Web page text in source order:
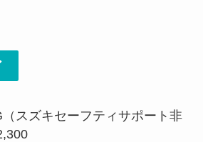
スズキセーフティサポート非